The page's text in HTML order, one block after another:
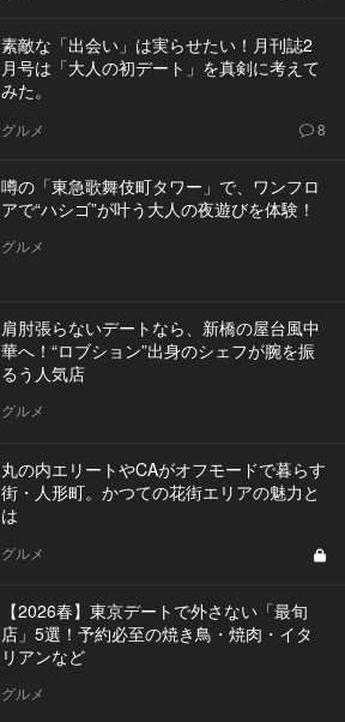
素敵な「出会い」は実らせたい！月刊誌2
月号は「大人の初デート」を真剣に考えて
みた。
グルメ 8
噂の「東急歌舞伎町タワー」で、ワンフロ
アで“ハシゴ”が叶う大人の夜遊びを体験！
グルメ
肩肘張らないデートなら、新橋の屋台風中
華へ！“ロブション”出身のシェフが腕を振
るう人気店
グルメ
丸の内エリートやCAがオフモードで暮らす
街・人形町。かつての花街エリアの魅力と
は
グルメ
【2026春】東京デートで外さない「最旬
店」5選！予約必至の焼き鳥・焼肉・イタ
リアンなど
グルメ